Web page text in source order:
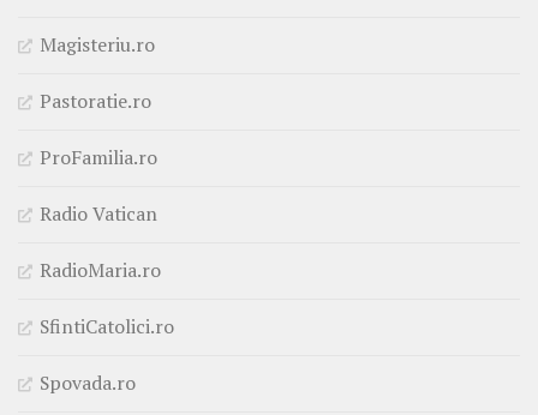
Magisteriu.ro
Pastoratie.ro
ProFamilia.ro
Radio Vatican
RadioMaria.ro
SfintiCatolici.ro
Spovada.ro